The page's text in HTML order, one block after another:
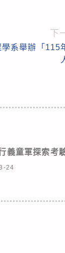
下
系舉辦「115
義童軍探索考
24